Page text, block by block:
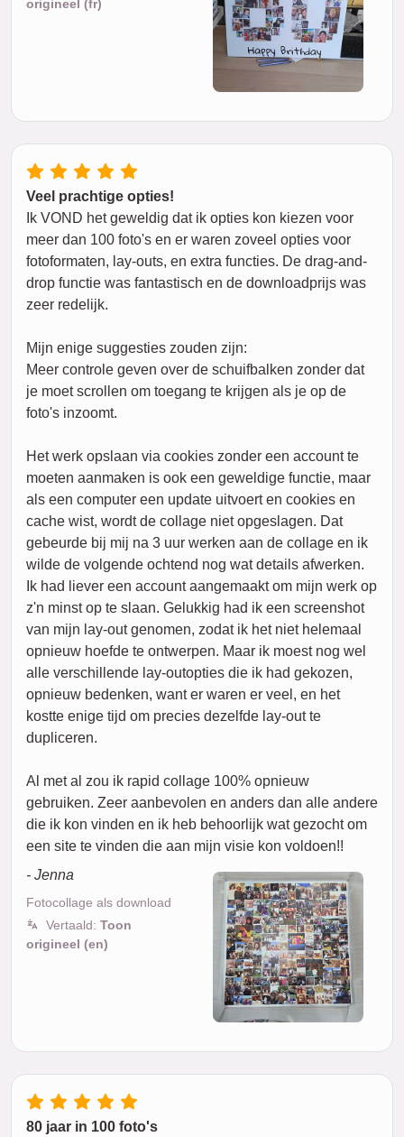
origineel (fr)
Veel prachtige opties!
Ik VOND het geweldig dat ik opties kon kiezen voor
meer dan 100 foto's en er waren zoveel opties voor
fotoformaten, lay-outs, en extra functies. De drag-and-
drop functie was fantastisch en de downloadprijs was
zeer redelijk.
Mijn enige suggesties zouden zijn:
Meer controle geven over de schuifbalken zonder dat
je moet scrollen om toegang te krijgen als je op de
foto's inzoomt.
Het werk opslaan via cookies zonder een account te
moeten aanmaken is ook een geweldige functie, maar
als een computer een update uitvoert en cookies en
cache wist, wordt de collage niet opgeslagen. Dat
gebeurde bij mij na 3 uur werken aan de collage en ik
wilde de volgende ochtend nog wat details afwerken.
Ik had liever een account aangemaakt om mijn werk op
z'n minst op te slaan. Gelukkig had ik een screenshot
van mijn lay-out genomen, zodat ik het niet helemaal
opnieuw hoefde te ontwerpen. Maar ik moest nog wel
alle verschillende lay-outopties die ik had gekozen,
opnieuw bedenken, want er waren er veel, en het
kostte enige tijd om precies dezelfde lay-out te
dupliceren.
Al met al zou ik rapid collage 100% opnieuw
gebruiken. Zeer aanbevolen en anders dan alle andere
die ik kon vinden en ik heb behoorlijk wat gezocht om
een site te vinden die aan mijn visie kon voldoen!!
- Jenna
Fotocollage als download
Vertaald: Toon
origineel (en)
80 jaar in 100 foto's